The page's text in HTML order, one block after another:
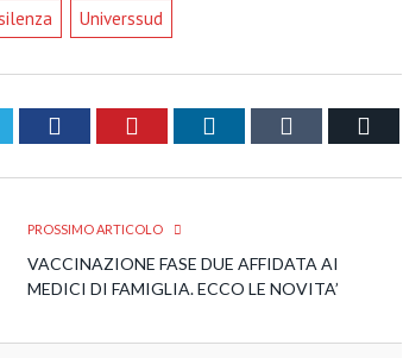
Universsud
Facebook Pinterest LinkedIn Tumblr
PROSSIMO ARTICOLO
VACCINAZIONE FASE DUE AFFIDATA AI
MEDICI DI FAMIGLIA. ECCO LE NOVITA’